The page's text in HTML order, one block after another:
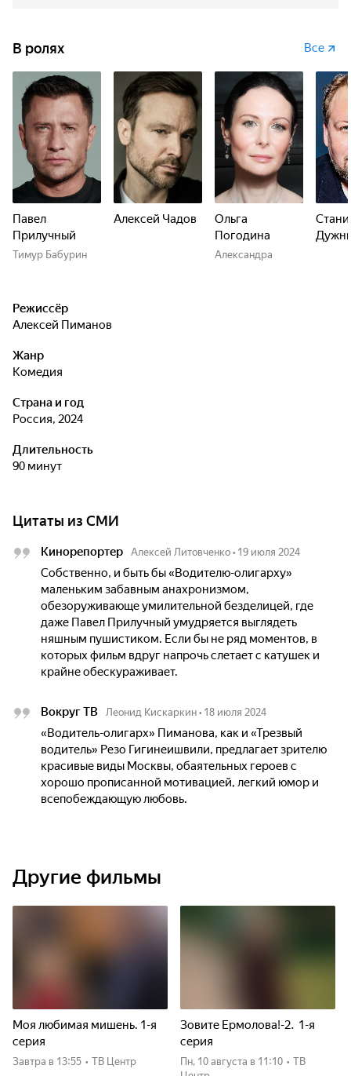
В ролях Все
Павел
Прилучный
Тимур Бабурин
Алексей Чадов
Ольга
Погодина
Александра
Режиссёр
Алексей Пиманов
Жанр
комедия
Страна и год
Россия, 2024
Длительность
90 минут
Цитаты из СМИ
Кинорепортер Алексей Литовченко • 19 июля 2024
Собственно, и быть бы «Водителю-олигарху»
маленьким забавным анахронизмом,
обезоруживающе умилительной безделицей, где
даже Павел Прилучный умудряется выглядеть
няшным пушистиком. Если бы не ряд моментов, в
которых фильм вдруг напрочь слетает с катушек и
крайне обескураживает.
Вокруг ТВ Леонид Кискаркин • 18 июля 2024
«Водитель-олигарх» Пиманова, как и «Трезвый
водитель» Резо Гигинеишвили, предлагает зрителю
красивые виды Москвы, обаятельных героев с
хорошо прописанной мотивацией, легкий юмор и
всепобеждающую любовь.
Другие фильмы
Моя любимая мишень. 1-я
серия
Завтра в 13:55 • ТВ Центр
Зовите Ермолова!-2. 1-я
серия
пн, 10 августа в 11:10 • ТВ